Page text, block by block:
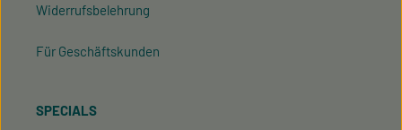
Widerrufsbelehrung
Für Geschäftskunden
SPECIALS